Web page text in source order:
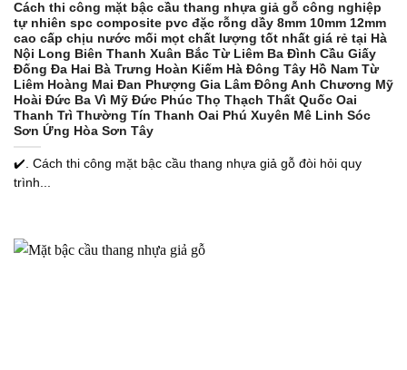
Cách thi công mặt bậc cầu thang nhựa giả gỗ công nghiệp
tự nhiên spc composite pvc đặc rỗng dầy 8mm 10mm 12mm
cao cấp chịu nước mối mọt chất lượng tốt nhất giá rẻ tại Hà
Nội Long Biên Thanh Xuân Bắc Từ Liêm Ba Đình Cầu Giấy
Đống Đa Hai Bà Trưng Hoàn Kiếm Hà Đông Tây Hồ Nam Từ
Liêm Hoàng Mai Đan Phượng Gia Lâm Đông Anh Chương Mỹ
Hoài Đức Ba Vì Mỹ Đức Phúc Thọ Thạch Thất Quốc Oai
Thanh Trì Thường Tín Thanh Oai Phú Xuyên Mê Linh Sóc
Sơn Ứng Hòa Sơn Tây
✔️. Cách thi công mặt bậc cầu thang nhựa giả gỗ đòi hỏi quy
trình...